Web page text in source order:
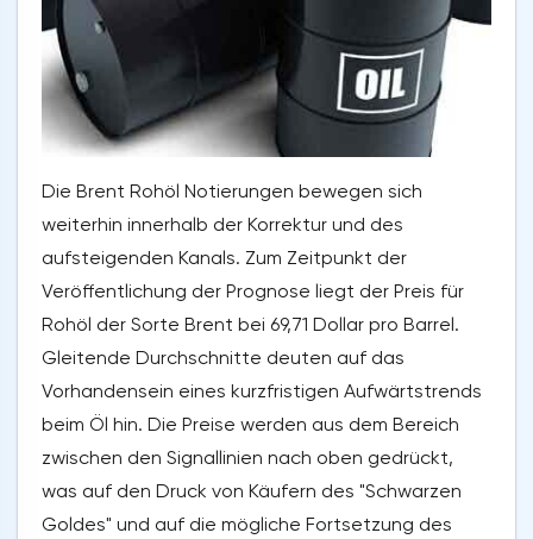
Die Brent Rohöl Notierungen bewegen sich
weiterhin innerhalb der Korrektur und des
aufsteigenden Kanals. Zum Zeitpunkt der
Veröffentlichung der Prognose liegt der Preis für
Rohöl der Sorte Brent bei 69,71 Dollar pro Barrel.
Gleitende Durchschnitte deuten auf das
Vorhandensein eines kurzfristigen Aufwärtstrends
beim Öl hin. Die Preise werden aus dem Bereich
zwischen den Signallinien nach oben gedrückt,
was auf den Druck von Käufern des "Schwarzen
Goldes" und auf die mögliche Fortsetzung des